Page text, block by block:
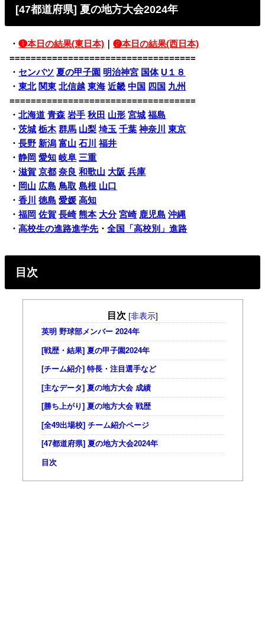
[47都道府県] 夏の地方大会2024年
・❶本日の結果(東日本) ｜❷本日の結果(西日本)
===================================
・ センバツ 夏の甲子園 明治神宮 国体 U１８
・東北 関東 北信越 東海 近畿 中国 四国 九州
===================================
・北海道 青森 岩手 秋田 山形 宮城 福島
・茨城 栃木 群馬 山梨 埼玉 千葉 神奈川
東京
・長野 新潟 富山 石川
福井
・静岡 愛知 岐阜 三重
・滋賀 京都 奈良 和歌山 大阪 兵庫
・ 岡山 広島 鳥取 島根 山口
・香川 徳島 愛媛 高知
・福岡 佐賀 長崎 熊本 大分 宮崎 鹿児島 沖縄
・高校生の進路進学先・全国「高校別」進路
目次
目次 [非表示]
英明 野球部メンバー 2024年
[戦歴・結果] 夏の甲子園2024年
[チーム紹介] 特長・注目選手など
[主なデータ] 夏の地方大会 成績
[勝ち上がり] 夏の地方大会 戦歴
[全49出場校] チーム紹介ページ
[47都道府県] 夏の地方大会2024年
目次